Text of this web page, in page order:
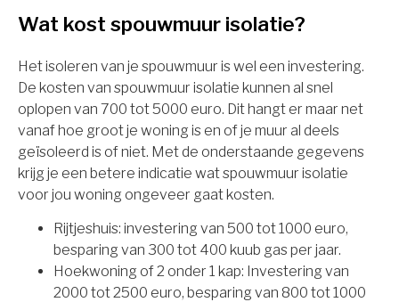
Wat kost spouwmuur isolatie?
Het isoleren van je spouwmuur is wel een investering.
De kosten van spouwmuur isolatie kunnen al snel
oplopen van 700 tot 5000 euro. Dit hangt er maar net
vanaf hoe groot je woning is en of je muur al deels
geïsoleerd is of niet. Met de onderstaande gegevens
krijg je een betere indicatie wat spouwmuur isolatie
voor jou woning ongeveer gaat kosten.
Rijtjeshuis: investering van 500 tot 1000 euro,
besparing van 300 tot 400 kuub gas per jaar.
Hoekwoning of 2 onder 1 kap: Investering van
2000 tot 2500 euro, besparing van 800 tot 1000